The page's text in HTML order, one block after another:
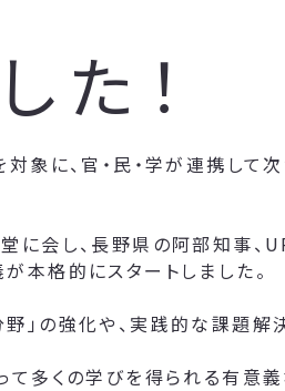
た！
象に、官・民・学が連携し
に会し、長野県の阿部知事
本格的にスタートしました。
」の強化や、実践的な課題
多くの学びを得られる有意